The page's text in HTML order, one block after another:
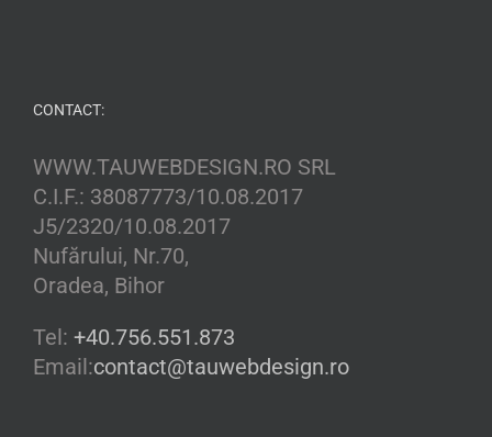
CONTACT:
WWW.TAUWEBDESIGN.RO SRL
C.I.F.: 38087773/10.08.2017
J5/2320/10.08.2017
Nufărului, Nr.70,
Oradea, Bihor
Tel: +40.756.551.873
Email:contact@tauwebdesign.ro